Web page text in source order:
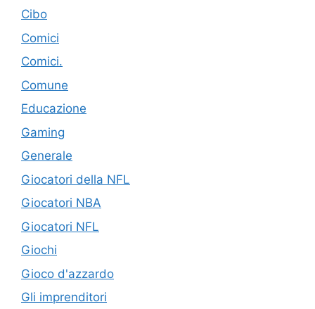
Cibo
Comici
Comici.
Comune
Educazione
Gaming
Generale
Giocatori della NFL
Giocatori NBA
Giocatori NFL
Giochi
Gioco d'azzardo
Gli imprenditori